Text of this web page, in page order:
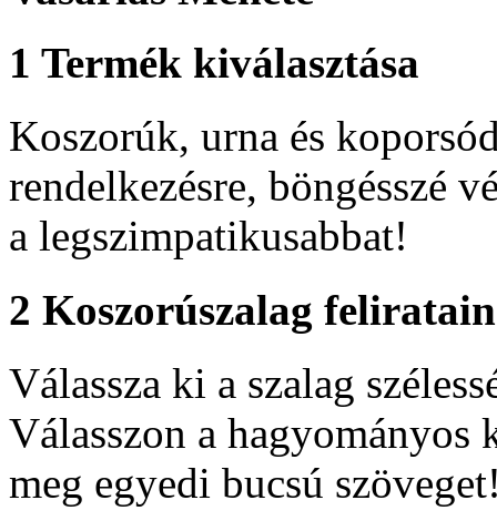
1 Termék kiválasztása
Koszorúk, urna és
rendelkezésre, böngésszé
a legszimpatikusabbat!
2 Koszorúszalag
Válassza ki a szalag
Válasszon a
meg egyedi bucsú